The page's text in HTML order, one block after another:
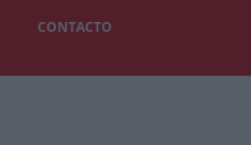
CONTACTO